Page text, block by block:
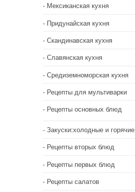
Мексиканская кухня
Придунайская кухня
Скандинавская кухня
Славянская кухня
Средиземноморская кухня
Рецепты для мультиварки
Рецепты основных блюд
Закуски:холодные и горячие
Рецепты вторых блюд
Рецепты первых блюд
Рецепты салатов